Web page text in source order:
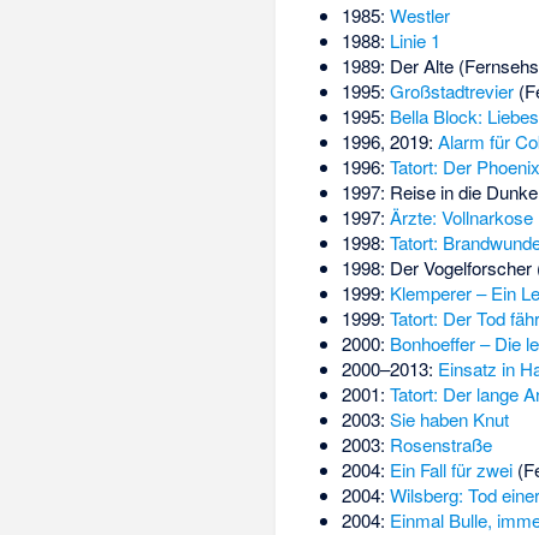
1985: Westler
1988: Linie 1
1989: Der Alte
1995: Großstadtrevier
1995: Bella Block:
1996, 2019: Alarm für
1996: Tatort: Der
1997: Reise in die
1997: Ärzte: Vollnarkose
1998: Tatort:
1998: Der
1999: Klemperer – Ein
1999: Tatort: Der Tod
2000: Bonhoeffer – Die
2000–2013: Einsatz in
2001: Tatort: Der lange
2003: Sie haben Knut
2003: Rosenstraße
2004: Ein Fall für zwei
2004: Wilsberg: Tod
2004: Einmal Bulle,